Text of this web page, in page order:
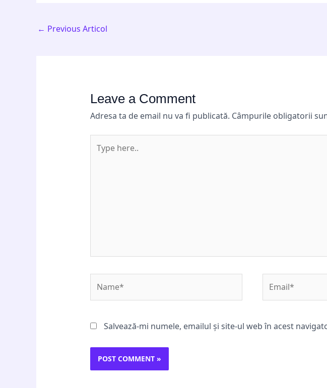
← Previous Articol
Leave a Comment
Adresa ta de email nu va fi publicată. Câmpurile obligatorii
here..
Salvează-mi numele, emailul și site-ul web în acest